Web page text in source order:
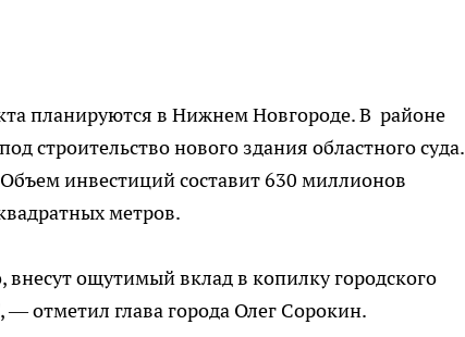
планируются в Нижнем Новгороде. В районе
строительство нового здания областного суда.
инвестиций составит 630 миллионов
метров.
ощутимый вклад в копилку городского
отметил глава города Олег Сорокин.